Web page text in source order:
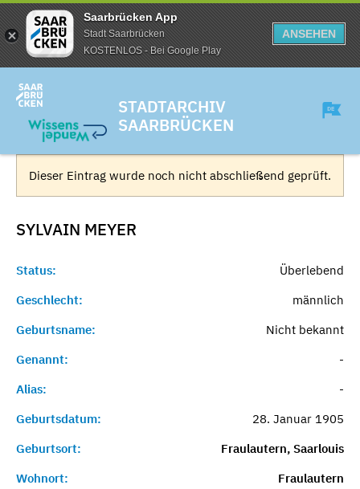
Saarbrücken App
Stadt Saarbrücken
KOSTENLOS - Bei Google Play
ANSEHEN
STADTARCHIV
SAARBRÜCKEN
Dieser Eintrag wurde noch nicht abschließend geprüft.
SYLVAIN MEYER
Status:
Überlebend
Geschlecht:
männlich
Geburtsname:
Nicht bekannt
Genannt:
-
Alias:
-
Geburtsdatum:
28. Januar 1905
Geburtsort:
Fraulautern, Saarlouis
Wohnort:
Fraulautern